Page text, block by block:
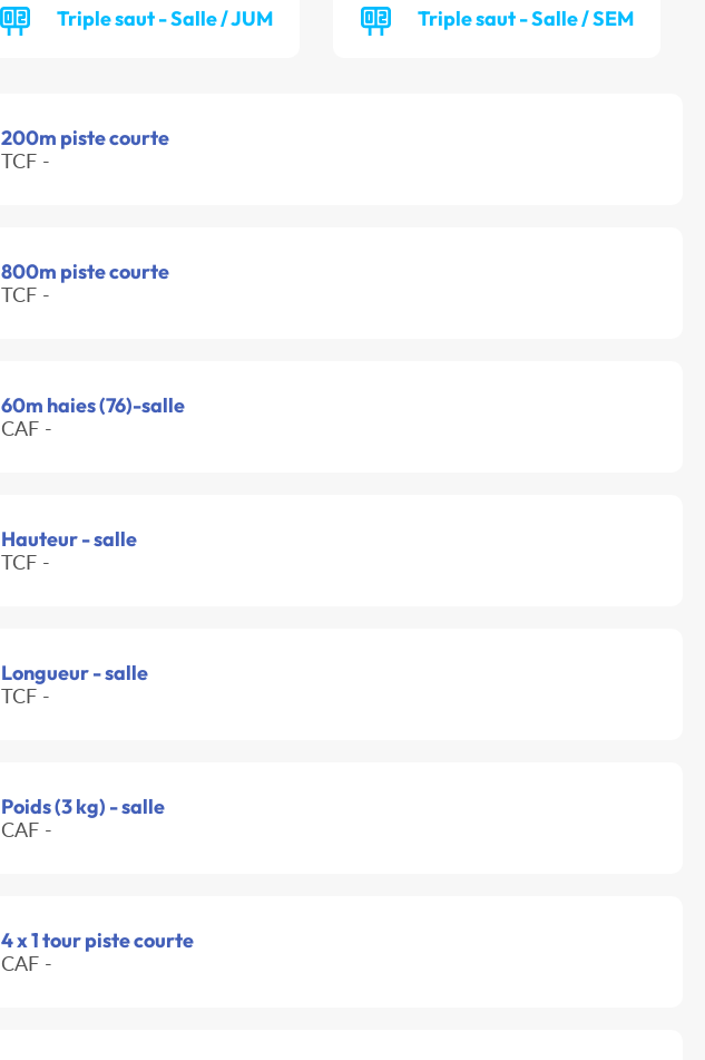
Triple saut - Salle / JUM Triple saut - Salle / SEM
200m piste courte
TCF -
800m piste courte
TCF -
60m haies (76)-salle
CAF -
Hauteur - salle
TCF -
Longueur - salle
TCF -
Poids (3 kg) - salle
CAF -
4 x 1 tour piste courte
CAF -